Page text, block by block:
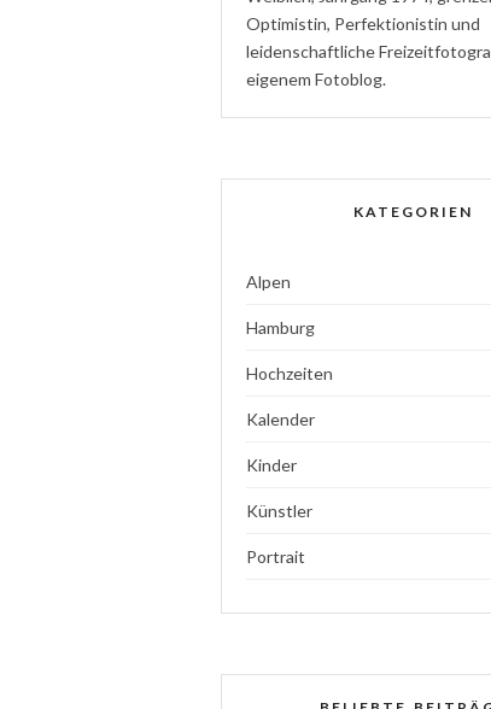
Optimistin, Perfektionistin und
leidenschaftliche
eigenem Fotoblog.
KATEGORIEN
Alpen
Hamburg
Hochzeiten
Kalender
Kinder
Künstler
Portrait